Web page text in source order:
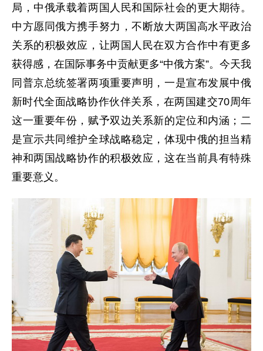
局，中俄承载着两国人民和国际社会的更大期待。
中方愿同俄方携手努力，不断放大两国高水平政治
关系的积极效应，让两国人民在双方合作中有更多
获得感，在国际事务中贡献更多“中俄方案”。今天我
同普京总统签署两项重要声明，一是宣布发展中俄
新时代全面战略协作伙伴关系，在两国建交70周年
这一重要年份，赋予双边关系新的定位和内涵；二
是宣示共同维护全球战略稳定，体现中俄的担当精
神和两国战略协作的积极效应，这在当前具有特殊
重要意义。